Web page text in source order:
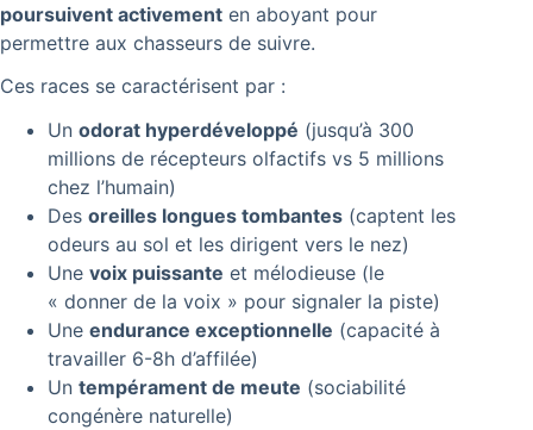
poursuivent activement en aboyant pour
permettre aux chasseurs de suivre.
Ces races se caractérisent par :
Un odorat hyperdéveloppé (jusqu’à 300
millions de récepteurs olfactifs vs 5 millions
chez l’humain)
Des oreilles longues tombantes (captent les
odeurs au sol et les dirigent vers le nez)
Une voix puissante et mélodieuse (le
« donner de la voix » pour signaler la piste)
Une endurance exceptionnelle (capacité à
travailler 6-8h d’affilée)
Un tempérament de meute (sociabilité
congénère naturelle)